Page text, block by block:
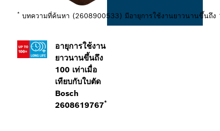
อายุการใช้งาน
ยาวนานขึ้นถึง
100 เท่าเมื่อ
เทียบกับใบตัด
Bosch
2608619767*
* บทความที่ค้นหา (2608900533) มีอายุการใช้งานยาวนานขึ้นถึง